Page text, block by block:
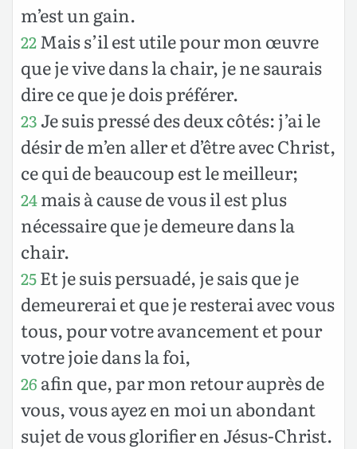
m’est un gain.
22Mais s’il est utile pour mon œuvre
que je vive dans la chair, je ne saurais
dire ce que je dois préférer.
23 Je suis pressé des deux côtés: j’ai le
désir de m’en aller et d’être avec Christ,
ce qui de beaucoup est le meilleur;
24mais à cause de vous il est plus
nécessaire que je demeure dans la
chair.
25Et je suis persuadé, je sais que je
demeurerai et que je resterai avec vous
tous, pour votre avancement et pour
votre joie dans la foi,
26 afin que, par mon retour auprès de
vous, vous ayez en moi un abondant
sujet de vous glorifier en Jésus-Christ.